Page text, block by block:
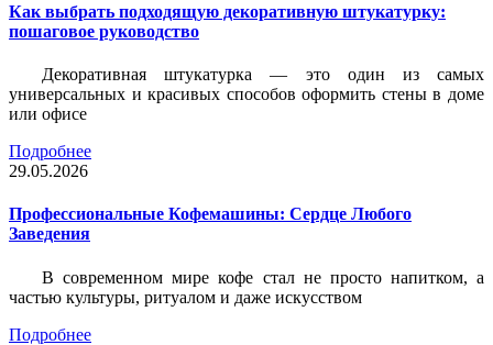
Как выбрать подходящую декоративную штукатурку:
пошаговое руководство
Декоративная штукатурка — это один из самых
универсальных и красивых способов оформить стены в доме
или офисе
Подробнее
29.05.2026
Профессиональные Кофемашины: Сердце Любого
Заведения
В современном мире кофе стал не просто напитком, а
частью культуры, ритуалом и даже искусством
Подробнее